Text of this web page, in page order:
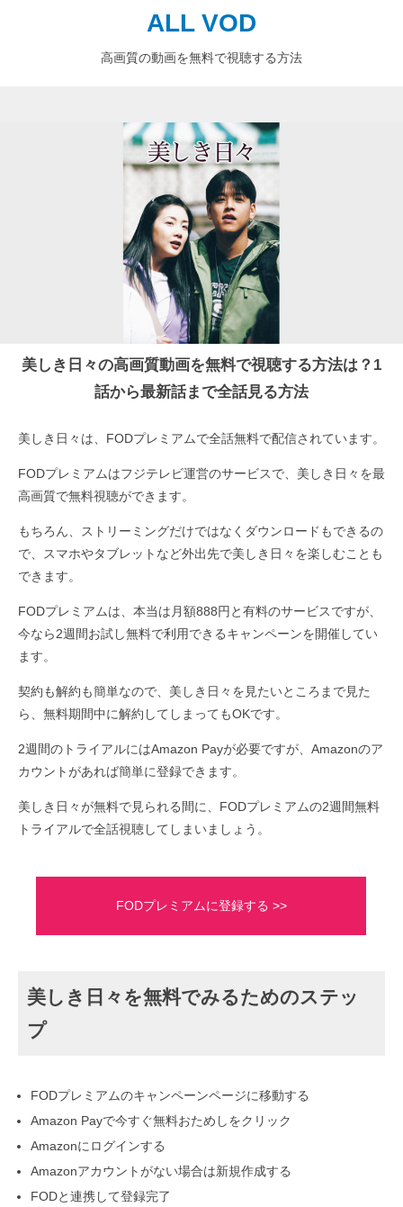
ALL VOD
高画質の動画を無料で視聴する方法
美しき日々の高画質動画を無料で視聴する方法は？1
話から最新話まで全話見る方法
美しき日々は、FODプレミアムで全話無料で配信されています。
FODプレミアムはフジテレビ運営のサービスで、美しき日々を最
高画質で無料視聴ができます。
もちろん、ストリーミングだけではなくダウンロードもできるの
で、スマホやタブレットなど外出先で美しき日々を楽しむことも
できます。
FODプレミアムは、本当は月額888円と有料のサービスですが、
今なら2週間お試し無料で利用できるキャンペーンを開催してい
ます。
契約も解約も簡単なので、美しき日々を見たいところまで見た
ら、無料期間中に解約してしまってもOKです。
2週間のトライアルにはAmazon Payが必要ですが、Amazonのア
カウントがあれば簡単に登録できます。
美しき日々が無料で見られる間に、FODプレミアムの2週間無料
トライアルで全話視聴してしまいましょう。
FODプレミアムに登録する >>
美しき日々を無料でみるためのステッ
プ
FODプレミアムのキャンペーンページに移動する
Amazon Payで今すぐ無料おためしをクリック
Amazonにログインする
Amazonアカウントがない場合は新規作成する
FODと連携して登録完了